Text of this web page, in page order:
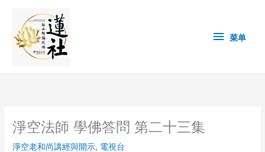
content
单 菜单
淨空法師 學佛答問 第二十三集
淨空老和尚講經與開示, 電視台